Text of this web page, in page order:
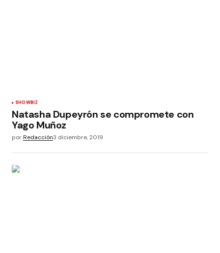
SHOWBIZ
Natasha Dupeyrón se compromete con
Yago Muñoz
porRedacción3 diciembre, 2019